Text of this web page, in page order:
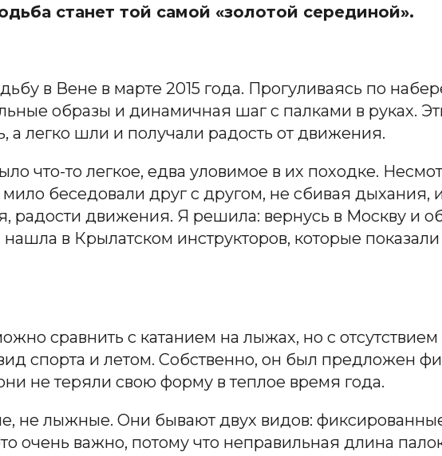
станет той самой «золотой серединой».
в Вене в марте 2015 года. Прогуливаясь по
образы и динамичная шаг с палками в руках.
а легко шли и получали радость от движения.
что-то легкое, едва уловимое в их походке.
беседовали друг с другом, не сбивая дыхания,
радости движения. Я решила: вернусь в Москву и
в Крылатском инструкторов, которые
сравнить с катанием на лыжах, но с
вид спорта и летом. Собственно, он был предложен
не теряли свою форму в теплое время года.
не лыжные. Они бывают двух видов:
очень важно, потому что неправильная длина